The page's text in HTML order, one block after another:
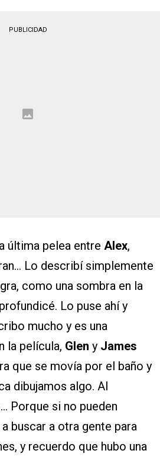
PUBLICIDAD
última pelea entre Alex,
Lo describí simplemente
como una sombra en la
Lo puse ahí y
mucho y es una
la película, Glen y James
que se movía por el baño y
dibujamos algo. Al
Porque si no pueden
buscar a otra gente para
y recuerdo que hubo una